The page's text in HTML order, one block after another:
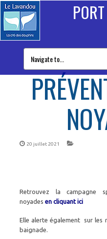
20 juillet 2021
Retrouvez la campagne
noyades en cliquant ici
Elle alerte également sur les
baignade.